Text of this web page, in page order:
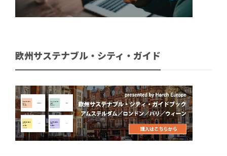
欧州サステナブル・シティ・ガイド